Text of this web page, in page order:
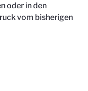
oder in den
vom bisherigen